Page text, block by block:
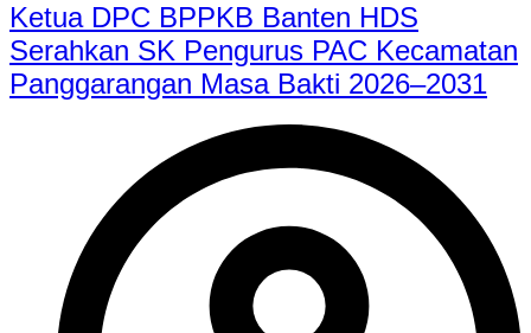
Ketua DPC BPPKB Banten HDS
Serahkan SK Pengurus PAC Kecamatan
Panggarangan Masa Bakti 2026–2031